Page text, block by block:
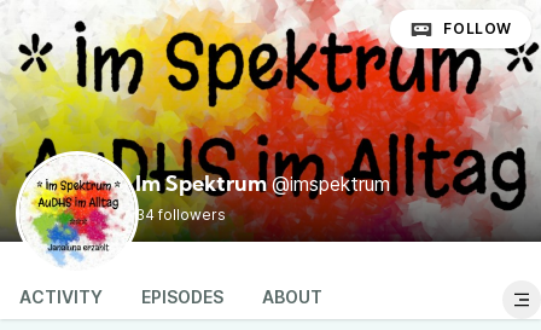
Im Spektrum @imspektrum
34 followers
FOLLOW
ACTIVITY EPISODES ABOUT